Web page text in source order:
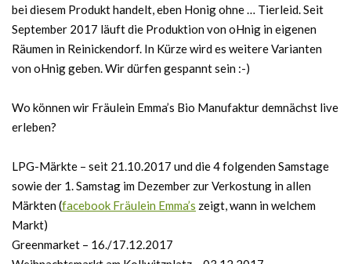
bei diesem Produkt handelt, eben Honig ohne … Tierleid. Seit
September 2017 läuft die Produktion von oHnig in eigenen
Räumen in Reinickendorf. In Kürze wird es weitere Varianten
von oHnig geben. Wir dürfen gespannt sein :-)
Wo können wir Fräulein Emma’s Bio Manufaktur demnächst live
erleben?
LPG-Märkte – seit 21.10.2017 und die 4 folgenden Samstage
sowie der 1. Samstag im Dezember zur Verkostung in allen
Märkten (facebook Fräulein Emma’s zeigt, wann in welchem
Markt)
Greenmarket – 16./17.12.2017